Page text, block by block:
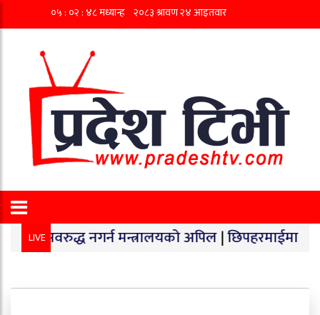
LIVEमन्त्रालयको अपिल|छिपहरमाईमा १४० किलो गाँजा